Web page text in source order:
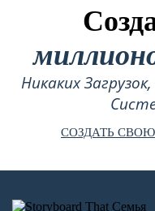
Никаких
СОЗДАТЬ